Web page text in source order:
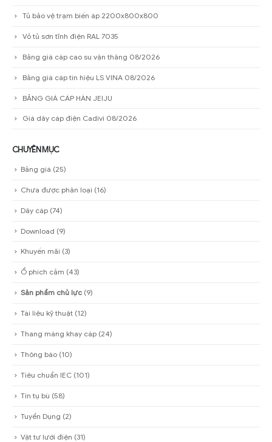
Tủ bảo vệ trạm biến áp 2200x800x800
Vỏ tủ sơn tĩnh điện RAL 7035
Bảng giá cáp cao su vận thăng 08/2026
Bảng giá cáp tín hiệu LS VINA 08/2026
BẢNG GIÁ CÁP HÀN JEIJU
Giá dây cáp điện Cadivi 08/2026
CHUYÊN MỤC
Bảng giá (25)
Chưa được phân loại (16)
Dây cáp (74)
Download (9)
Khuyến mãi (3)
Ổ phích cắm (43)
Sản phẩm chủ lực (9)
Tài liệu kỹ thuật (12)
Thang máng khay cáp (24)
Thông báo (10)
Tiêu chuẩn IEC (101)
Tin tụ bù (58)
Tuyển Dụng (2)
Vật tư lưới điện (31)